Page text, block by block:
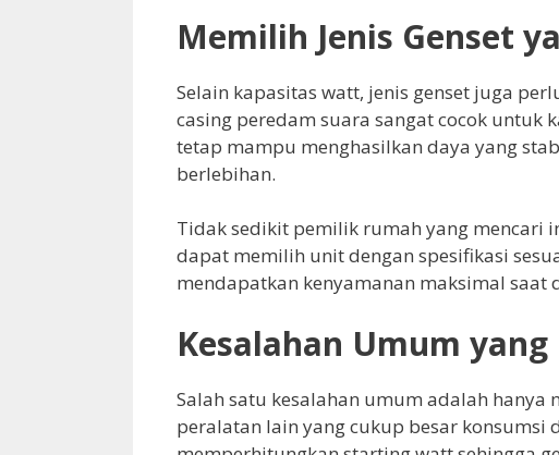
Memilih Jenis Genset
Selain kapasitas watt, jenis genset juga
casing peredam suara sangat cocok untuk
tetap mampu menghasilkan daya yang
berlebihan.
Tidak sedikit pemilik rumah yang mencari
dapat memilih unit dengan spesifikasi
mendapatkan kenyamanan maksimal saat
Kesalahan Umum
Salah satu kesalahan umum adalah
peralatan lain yang cukup besar konsumsi